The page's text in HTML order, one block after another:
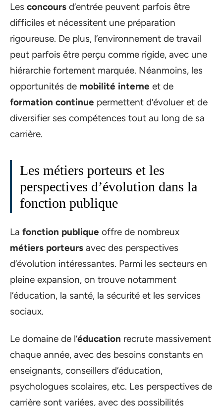
Les concours d’entrée peuvent parfois être
difficiles et nécessitent une préparation
rigoureuse. De plus, l’environnement de travail
peut parfois être perçu comme rigide, avec une
hiérarchie fortement marquée. Néanmoins, les
opportunités de mobilité interne et de
formation continue permettent d’évoluer et de
diversifier ses compétences tout au long de sa
carrière.
Les métiers porteurs et les
perspectives d’évolution dans la
fonction publique
La fonction publique offre de nombreux
métiers porteurs avec des perspectives
d’évolution intéressantes. Parmi les secteurs en
pleine expansion, on trouve notamment
l’éducation, la santé, la sécurité et les services
sociaux.
Le domaine de l’éducation recrute massivement
chaque année, avec des besoins constants en
enseignants, conseillers d’éducation,
psychologues scolaires, etc. Les perspectives de
carrière sont variées, avec des possibilités